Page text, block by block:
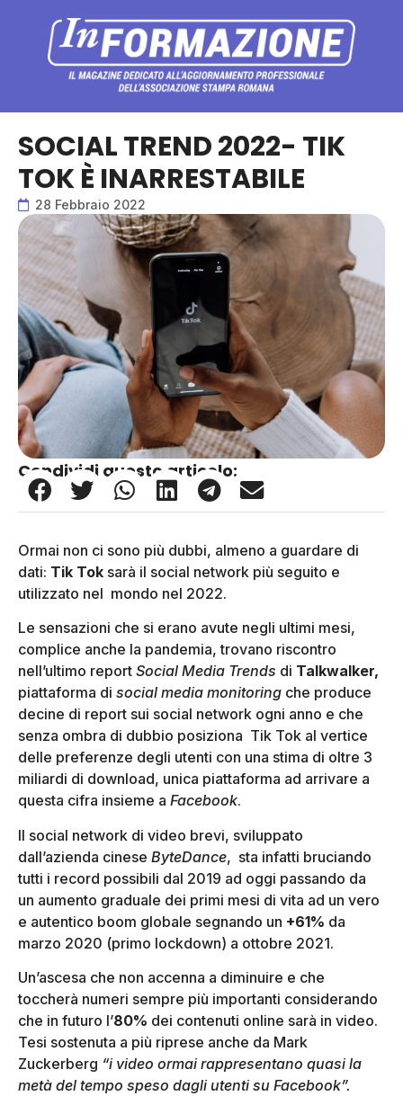
SOCIAL TREND 2022- TIK
TOK È INARRESTABILE
28 Febbraio 2022
Condividi questo articolo:
Ormai non ci sono più dubbi, almeno a guardare di
dati: Tik Tok sarà il social network più seguito e
utilizzato nel mondo nel 2022.
Le sensazioni che si erano avute negli ultimi mesi,
complice anche la pandemia, trovano riscontro
nell’ultimo report Social Media Trends di Talkwalker,
piattaforma di social media monitoring che produce
decine di report sui social network ogni anno e che
senza ombra di dubbio posiziona Tik Tok al vertice
delle preferenze degli utenti con una stima di oltre 3
miliardi di download, unica piattaforma ad arrivare a
questa cifra insieme a Facebook.
Il social network di video brevi, sviluppato
dall’azienda cinese ByteDance, sta infatti bruciando
tutti i record possibili dal 2019 ad oggi passando da
un aumento graduale dei primi mesi di vita ad un vero
e autentico boom globale segnando un +61% da
marzo 2020 (primo lockdown) a ottobre 2021.
Un’ascesa che non accenna a diminuire e che
toccherà numeri sempre più importanti considerando
che in futuro l’80% dei contenuti online sarà in video.
Tesi sostenuta a più riprese anche da Mark
Zuckerberg “i video ormai rappresentano quasi la
metà del tempo speso dagli utenti su Facebook”.